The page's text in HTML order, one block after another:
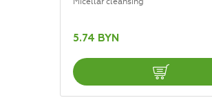
5.74 BYN